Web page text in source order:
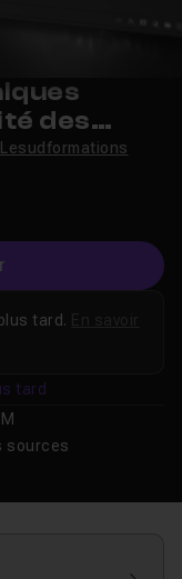
des
Lesudformations
sources
tard.
tard